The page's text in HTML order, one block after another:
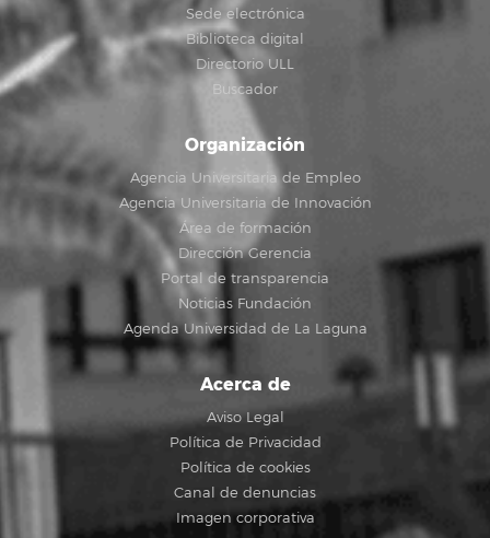
Sede electrónica
Biblioteca digital
Directorio ULL
Buscador
Organización
Agencia Universitaria de Empleo
Agencia Universitaria de Innovación
Área de formación
Dirección Gerencia
Portal de transparencia
Noticias Fundación
Agenda Universidad de La Laguna
Acerca de
Aviso Legal
Política de Privacidad
Política de cookies
Canal de denuncias
Imagen corporativa